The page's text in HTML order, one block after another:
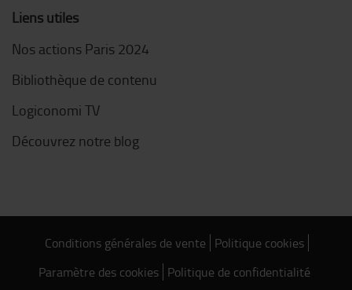
Liens utiles
Nos actions Paris 2024
Bibliothèque de contenu
Logiconomi TV
Découvrez notre blog
Conditions générales de vente Politique cookies
Paramètre des cookies Politique de confidentialité